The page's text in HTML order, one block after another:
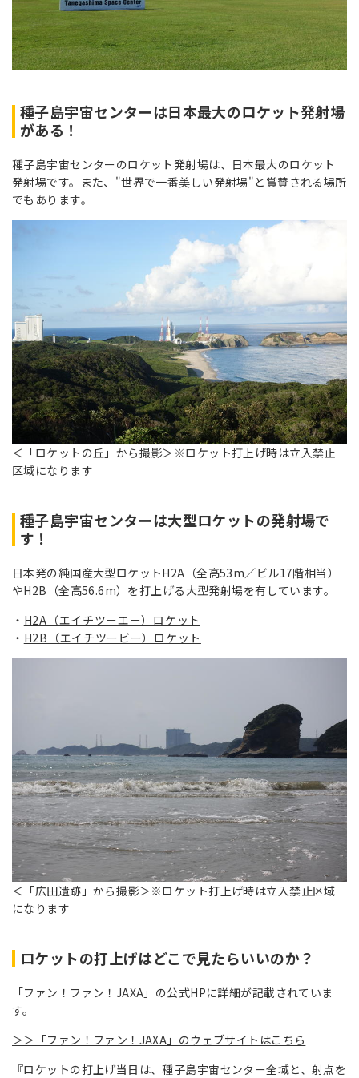
種子島宇宙センターは日本最大のロケット発射場
がある！
種子島宇宙センターのロケット発射場は、日本最大のロケット
発射場です。また、"世界で一番美しい発射場"と賞賛される場所
でもあります。
＜「ロケットの丘」から撮影＞※ロケット打上げ時は立入禁止
区域になります
種子島宇宙センターは大型ロケットの発射場で
す！
日本発の純国産大型ロケットH2A（全高53m／ビル17階相当）
やH2B（全高56.6m）を打上げる大型発射場を有しています。
H2A（エイチツーエー）ロケット
H2B（エイチツービー）ロケット
＜「広田遺跡」から撮影＞※ロケット打上げ時は立入禁止区域
になります
ロケットの打上げはどこで見たらいいのか？
「ファン！ファン！JAXA」の公式HPに詳細が記載されていま
す。
＞＞「ファン！ファン！JAXA」のウェブサイトはこちら
『ロケットの打上げ当日は、種子島宇宙センター全域と、射点を